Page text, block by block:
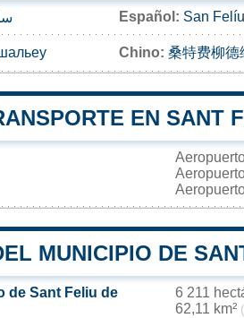
Español: San
Chino: 桑特费柳德
EN SANT
MUNICIPIO DE
de Sant Feliu de
6 211
62,11 km²